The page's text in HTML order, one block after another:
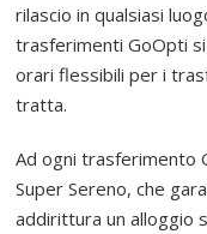
rilascio in qualsiasi
trasferimenti GoOpti
orari flessibili per i
tratta.
Ad ogni trasferimento
Super Sereno, che
addirittura un alloggio